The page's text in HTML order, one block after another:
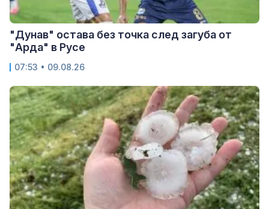
"Дунав" остава без точка след загуба от
"Арда" в Русе
07:53 • 09.08.26